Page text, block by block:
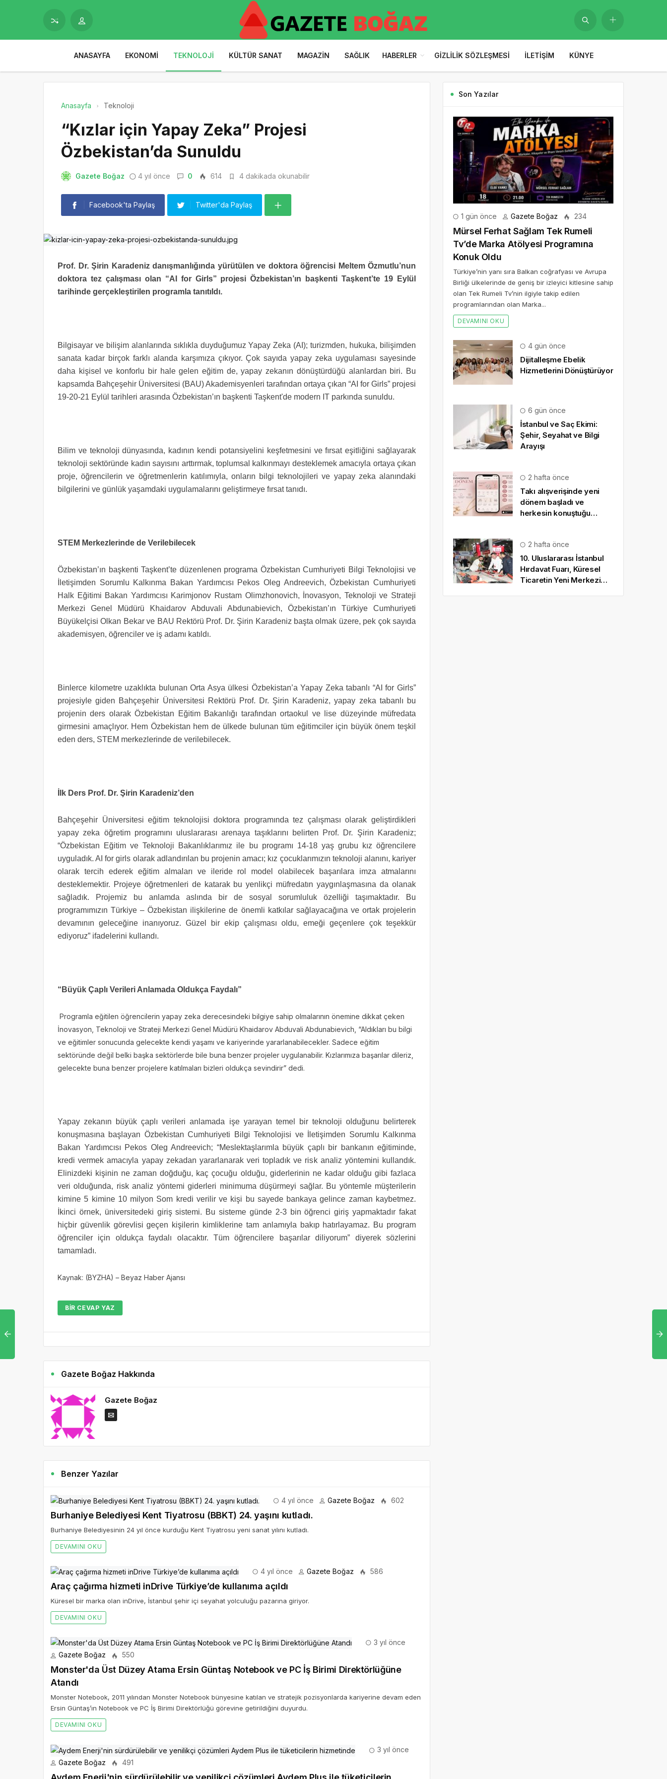
ANASAYFA EKONOMI TEKNOLOJI KÜLTÜR SANAT MAGAZIN SAĞLIK HABERLER GIZLILIK SÖZLEŞMESI İLETIŞIM KÜNYE
Anasayfa Teknoloji
“Kızlar için Yapay Zeka” Projesi
Özbekistan’da Sunuldu
Gazete Boğaz 4 yıl önce 0 614 4 dakikada okunabilir
Facebook'ta Paylaş Twitter'da Paylaş
Prof. Dr. Şirin Karadeniz danışmanlığında yürütülen ve doktora öğrencisi Meltem Özmutlu’nun
doktora tez çalışması olan “AI for Girls” projesi Özbekistan’ın başkenti Taşkent’te 19 Eylül
tarihinde gerçekleştirilen programla tanıtıldı.
Bilgisayar ve bilişim alanlarında sıklıkla duyduğumuz Yapay Zeka (AI); turizmden, hukuka, bilişimden
sanata kadar birçok farklı alanda karşımıza çıkıyor. Çok sayıda yapay zeka uygulaması sayesinde
daha kişisel ve konforlu bir hale gelen eğitim de, yapay zekanın dönüştürdüğü alanlardan biri. Bu
kapsamda Bahçeşehir Üniversitesi (BAU) Akademisyenleri tarafından ortaya çıkan “AI for Girls” projesi
19-20-21 Eylül tarihleri arasında Özbekistan’ın başkenti Taşkent'de modern IT parkında sunuldu.
Bilim ve teknoloji dünyasında, kadının kendi potansiyelini keşfetmesini ve fırsat eşitliğini sağlayarak
teknoloji sektöründe kadın sayısını arttırmak, toplumsal kalkınmayı desteklemek amacıyla ortaya çıkan
proje, öğrencilerin ve öğretmenlerin katılımıyla, onların bilgi teknolojileri ve yapay zeka alanındaki
bilgilerini ve günlük yaşamdaki uygulamalarını geliştirmeye fırsat tanıdı.
STEM Merkezlerinde de Verilebilecek
Özbekistan’ın başkenti Taşkent’te düzenlenen programa Özbekistan Cumhuriyeti Bilgi Teknolojisi ve
İletişimden Sorumlu Kalkınma Bakan Yardımcısı Pekos Oleg Andreevich, Özbekistan Cumhuriyeti
Halk Eğitimi Bakan Yardımcısı Karimjonov Rustam Olimzhonovich, İnovasyon, Teknoloji ve Strateji
Merkezi Genel Müdürü Khaidarov Abduvali Abdunabievich, Özbekistan’ın Türkiye Cumhuriyeti
Büyükelçisi Olkan Bekar ve BAU Rektörü Prof. Dr. Şirin Karadeniz başta olmak üzere, pek çok sayıda
akademisyen, öğrenciler ve iş adamı katıldı.
Binlerce kilometre uzaklıkta bulunan Orta Asya ülkesi Özbekistan’a Yapay Zeka tabanlı “AI for Girls”
projesiyle giden Bahçeşehir Üniversitesi Rektörü Prof. Dr. Şirin Karadeniz, yapay zeka tabanlı bu
projenin ders olarak Özbekistan Eğitim Bakanlığı tarafından ortaokul ve lise düzeyinde müfredata
girmesini amaçlıyor. Hem Özbekistan hem de ülkede bulunan tüm eğitimciler için büyük önem teşkil
eden ders, STEM merkezlerinde de verilebilecek.
İlk Ders Prof. Dr. Şirin Karadeniz’den
Bahçeşehir Üniversitesi eğitim teknolojisi doktora programında tez çalışması olarak geliştirdikleri
yapay zeka öğretim programını uluslararası arenaya taşıklarını belirten Prof. Dr. Şirin Karadeniz;
“Özbekistan Eğitim ve Teknoloji Bakanlıklarımız ile bu programı 14-18 yaş grubu kız öğrencilere
uyguladık. AI for girls olarak adlandırılan bu projenin amacı; kız çocuklarımızın teknoloji alanını, kariyer
olarak tercih ederek eğitim almaları ve ileride rol model olabilecek başarılara imza atmalarını
desteklemektir. Projeye öğretmenleri de katarak bu yenlikçi müfredatın yaygınlaşmasına da olanak
sağladık. Projemiz bu anlamda aslında bir de sosyal sorumluluk özelliği taşımaktadır. Bu
programımızın Türkiye – Özbekistan ilişkilerine de önemli katkılar sağlayacağına ve ortak projelerin
devamının geleceğine inanıyoruz. Güzel bir ekip çalışması oldu, emeği geçenlere çok teşekkür
ediyoruz” ifadelerini kullandı.
“Büyük Çaplı Verileri Anlamada Oldukça Faydalı”
Programla eğitilen öğrencilerin yapay zeka derecesindeki bilgiye sahip olmalarının önemine dikkat çeken
İnovasyon, Teknoloji ve Strateji Merkezi Genel Müdürü Khaidarov Abduvali Abdunabievich, “Aldıkları bu bilgi
ve eğitimler sonucunda gelecekte kendi yaşamı ve kariyerinde yararlanabilecekler. Sadece eğitim
sektöründe değil belki başka sektörlerde bile buna benzer projeler uygulanabilir. Kızlarımıza başarılar dileriz,
gelecekte buna benzer projelere katılmaları bizleri oldukça sevindirir” dedi.
Yapay zekanın büyük çaplı verileri anlamada işe yarayan temel bir teknoloji olduğunu belirterek
konuşmasına başlayan Özbekistan Cumhuriyeti Bilgi Teknolojisi ve İletişimden Sorumlu Kalkınma
Bakan Yardımcısı Pekos Oleg Andreevich; “Meslektaşlarımla büyük çaplı bir bankanın eğitiminde,
kredi vermek amacıyla yapay zekadan yararlanarak veri topladık ve risk analiz yöntemini kullandık.
Elinizdeki kişinin ne zaman doğduğu, kaç çocuğu olduğu, giderlerinin ne kadar olduğu gibi fazlaca
veri olduğunda, risk analiz yöntemi giderleri minimuma düşürmeyi sağlar. Bu yöntemle müşterilerin
kimine 5 kimine 10 milyon Som kredi verilir ve kişi bu sayede bankaya gelince zaman kaybetmez.
İkinci örnek, üniversitedeki giriş sistemi. Bu sisteme günde 2-3 bin öğrenci giriş yapmaktadır fakat
hiçbir güvenlik görevlisi geçen kişilerin kimliklerine tam anlamıyla bakıp hatırlayamaz. Bu program
öğrenciler için oldukça faydalı olacaktır. Tüm öğrencilere başarılar diliyorum” diyerek sözlerini
tamamladı.
Kaynak: (BYZHA) – Beyaz Haber Ajansı
BIR CEVAP YAZ
Gazete Boğaz Hakkında
Gazete Boğaz
Benzer Yazılar
4 yıl önce Gazete Boğaz 602
Burhaniye Belediyesi Kent Tiyatrosu (BBKT) 24. yaşını kutladı.
Burhaniye Belediyesinin 24 yıl önce kurduğu Kent Tiyatrosu yeni sanat yılını kutladı.
DEVAMINI OKU
4 yıl önce Gazete Boğaz 586
Araç çağırma hizmeti inDrive Türkiye’de kullanıma açıldı
Küresel bir marka olan inDrive, İstanbul şehir içi seyahat yolculuğu pazarına giriyor.
DEVAMINI OKU
3 yıl önce
Gazete Boğaz
550
Monster'da Üst Düzey Atama Ersin Güntaş Notebook ve PC İş Birimi Direktörlüğüne
Atandı
Monster Notebook, 2011 yılından Monster Notebook bünyesine katılan ve stratejik pozisyonlarda kariyerine devam eden
Ersin Güntaş’ın Notebook ve PC İş Birimi Direktörlüğü görevine getirildiğini duyurdu.
DEVAMINI OKU
3 yıl önce
Gazete Boğaz
491
Son Yazılar
1 gün önce Gazete Boğaz 234
Mürsel Ferhat Sağlam Tek Rumeli
Tv’de Marka Atölyesi Programına
Konuk Oldu
Türkiye’nin yanı sıra Balkan coğrafyası ve Avrupa
Birliği ülkelerinde de geniş bir izleyici kitlesine sahip
olan Tek Rumeli Tv’nin ilgiyle takip edilen
programlarından olan Marka...
DEVAMINI OKU
4 gün önce
Dijitalleşme Ebelik
Hizmetlerini Dönüştürüyor
6 gün önce
İstanbul ve Saç Ekimi:
Şehir, Seyahat ve Bilgi
Arayışı
2 hafta önce
Takı alışverişinde yeni
dönem başladı ve
herkesin konuştuğu
2 hafta önce
10. Uluslararası İstanbul
Hırdavat Fuarı, Küresel
Ticaretin Yeni Merkezi